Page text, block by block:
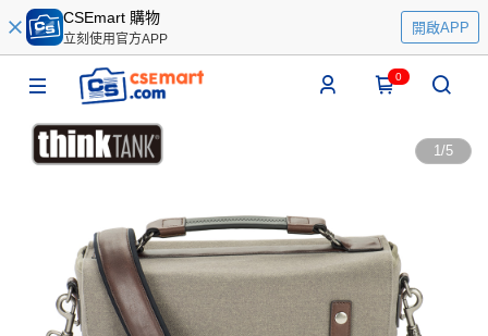
CSEmart 購物
立刻使用官方APP
開啟APP
0
1/5